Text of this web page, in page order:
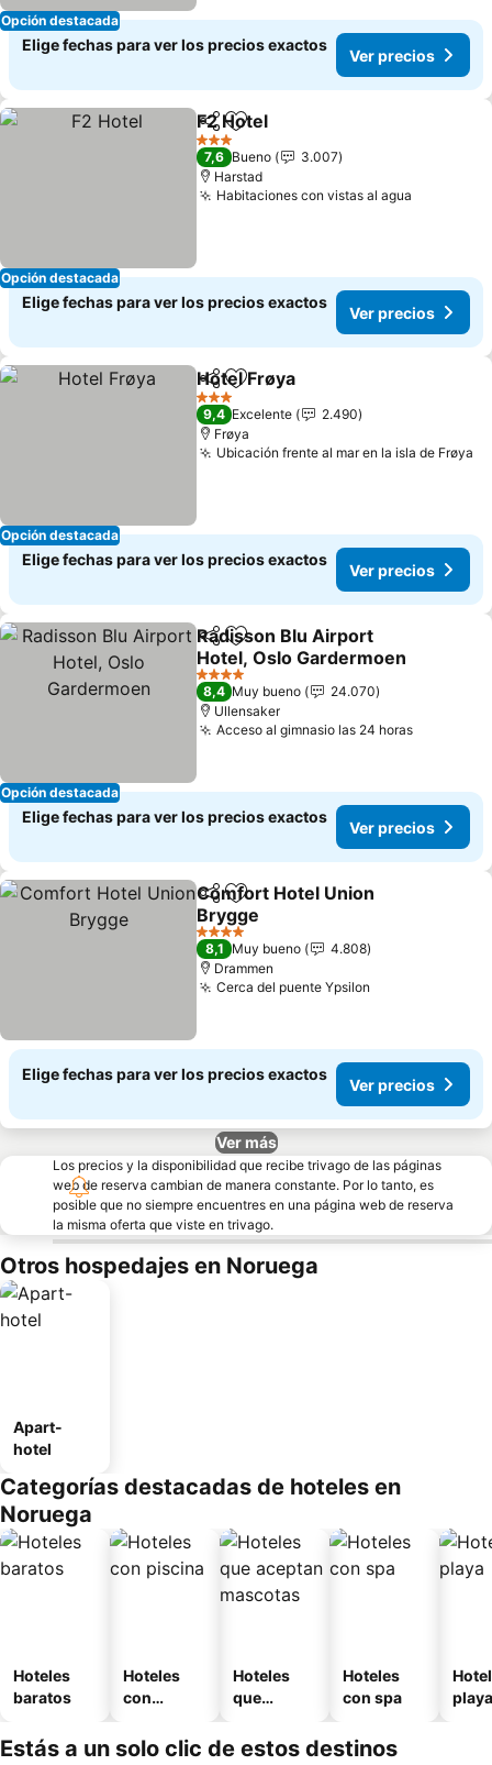
Opción destacada
Elige fechas para ver los precios exactos
Ver precios
Opción destacada
CompartirAgregar a favoritos
F2 Hotel
3 Estrellas
7,6 Bueno
3.007
Harstad
Habitaciones con vistas al agua
Elige fechas para ver los precios exactos
Ver precios
Opción destacada
CompartirAgregar a favoritos
Hotel Frøya
3 Estrellas
9,4 Excelente
2.490
Frøya
Ubicación frente al mar en la isla de Frøya
Elige fechas para ver los precios exactos
Ver precios
Opción destacada
CompartirAgregar a favoritos
Radisson Blu Airport
Hotel, Oslo Gardermoen
Ver precios
4 Estrellas
8,4 Muy bueno
24.070
Ullensaker
Acceso al gimnasio las 24 horasVer
Elige fechas para ver los precios exactos
Ver precios
CompartirAgregar a favoritos
Comfort Hotel Union
Brygge
Ver precios
4 Estrellas
8,1 Muy bueno
4.808
Drammen
Cerca del puente Ypsilon
Elige fechas para ver los precios exactos
Ver precios
Ver más
Los precios y la disponibilidad que recibe trivago de las páginas
web de reserva cambian de manera constante. Por lo tanto, es
posible que no siempre encuentres en una página web de reserva
la misma oferta que viste en trivago.
Otros hospedajes en Noruega
Apart-
hotel
Categorías destacadas de hoteles en
Noruega
Hoteles
baratos
Hoteles
con
Hoteles
que
mascotas
Hoteles
con spa
playa
Estás a un solo clic de estos destinos